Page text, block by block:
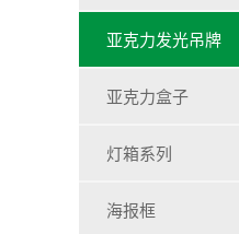
亚克力发光吊牌
亚克力盒子
灯箱系列
海报框